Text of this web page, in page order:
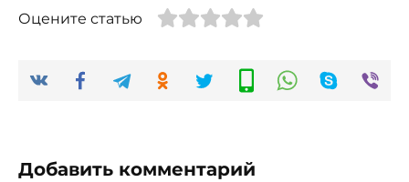
Оцените статью
Добавить комментарий